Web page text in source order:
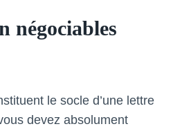
négociables
le socle d’une lettre
devez absolument